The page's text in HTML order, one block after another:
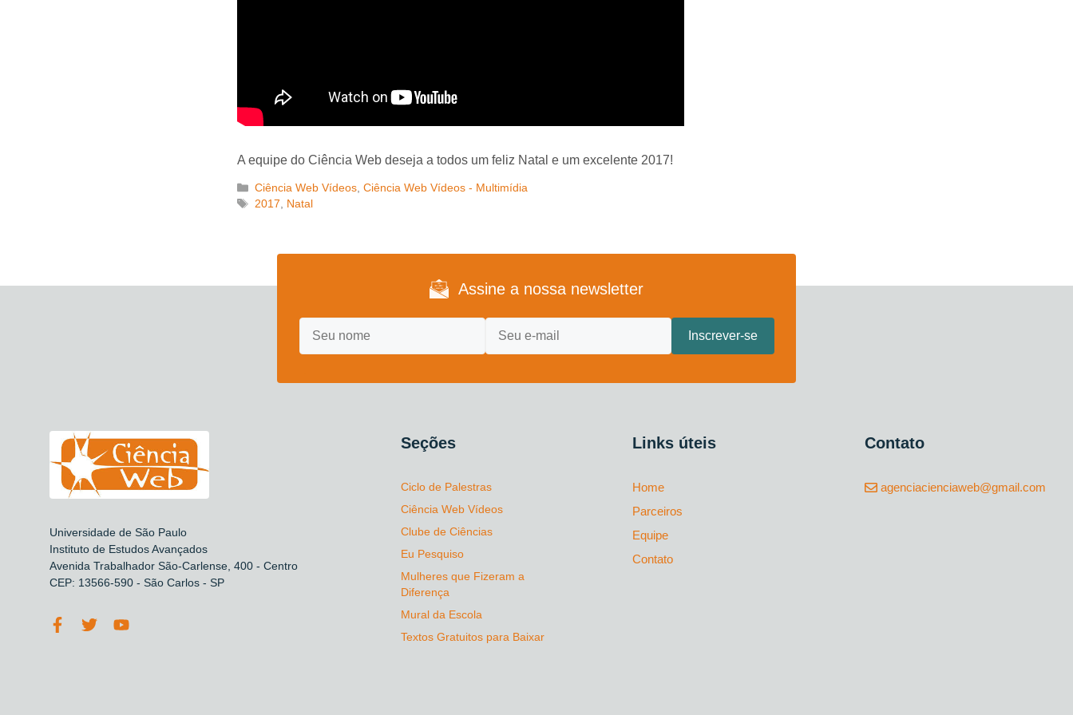
A equipe do Ciência Web deseja a todos um feliz Natal e um excelente 2017!
Categorias
Ciência Web Vídeos, Ciência Web Vídeos - Multimídia
Tags
2017, Natal
Assine a nossa newsletter
Universidade de São Paulo
Instituto de Estudos Avançados
Avenida Trabalhador São-Carlense, 400 - Centro
CEP: 13566-590 - São Carlos - SP
Seções
Ciclo de Palestras
Ciência Web Vídeos
Clube de Ciências
Eu Pesquiso
Mulheres que Fizeram a
Diferença
Mural da Escola
Textos Gratuitos para Baixar
Links úteis
Home
Parceiros
Equipe
Contato
Contato
agenciacienciaweb@gmail.com